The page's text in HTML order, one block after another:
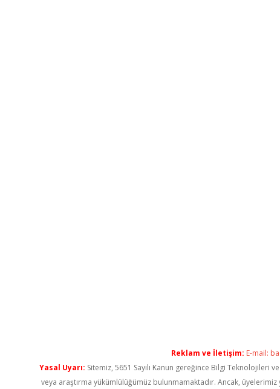
Reklam ve İletişim: E-mail:
Yasal Uyarı: Sitemiz, 5651 Sayılı Kanun gereğince Bilgi
veya araştırma yükümlülüğümüz bulunmamaktadır. Ancak,